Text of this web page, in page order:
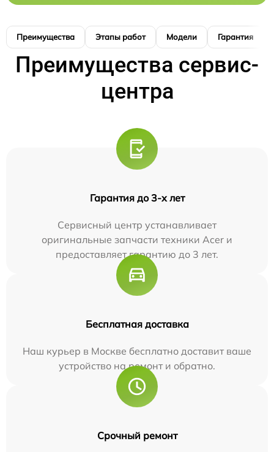
Преимущества Этапы работ Модели Гарантия
Преимущества сервис-
центра
Гарантия до 3-х лет
Сервисный центр устанавливает
оригинальные запчасти техники Acer и
предоставляет гарантию до 3 лет.
Бесплатная доставка
Наш курьер в Москве бесплатно доставит ваше
устройство на ремонт и обратно.
Срочный ремонт